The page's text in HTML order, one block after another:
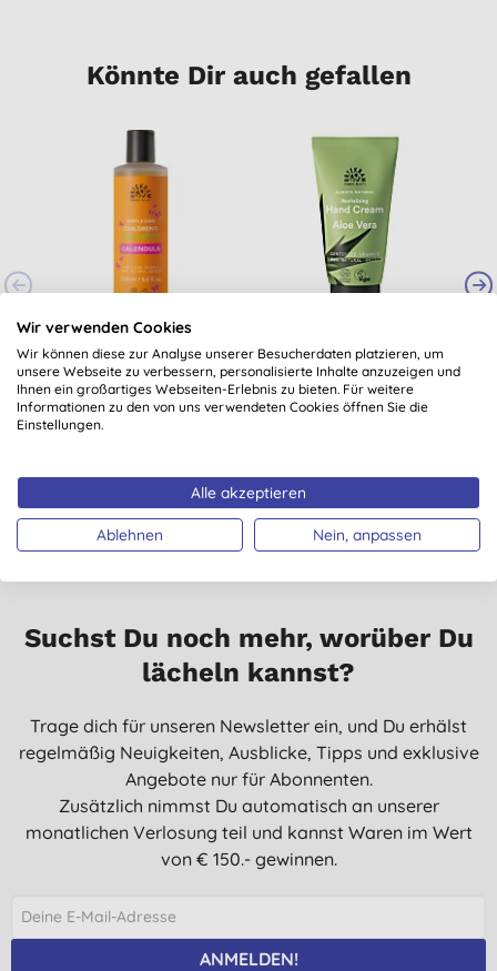
Könnte Dir auch gefallen
Urtekram Kinder
Shampoo 250ml
7,70 €
Handcreme
Regenerierend Bio
Suchst Du noch mehr, worüber Du
lächeln kannst?
Trage dich für unseren Newsletter ein, und Du erhälst
regelmäßig Neuigkeiten, Ausblicke, Tipps und exklusive
Angebote nur für Abonnenten.
Zusätzlich nimmst Du automatisch an unserer
monatlichen Verlosung teil und kannst Waren im Wert
von € 150.- gewinnen.
ANMELDEN!
Wir verwenden Cookies
Wir können diese zur Analyse unserer Besucherdaten platzieren, um
unsere Webseite zu verbessern, personalisierte Inhalte anzuzeigen und
Ihnen ein großartiges Webseiten-Erlebnis zu bieten. Für weitere
Informationen zu den von uns verwendeten Cookies öffnen Sie die
Einstellungen.
Alle akzeptieren
Ablehnen Nein, anpassen